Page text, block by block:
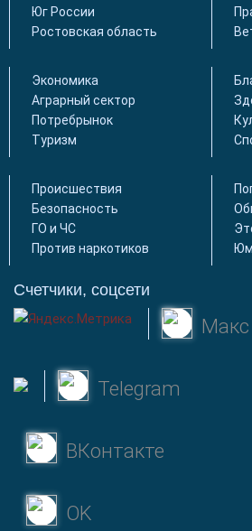
Юг России
Ростовская область
Экономика
Аграрный сектор
Потребрынок
Туризм
Происшествия
Безопасность
ГО и ЧС
Против наркотиков
Счетчики, соцсети
Макс
Telegram
ВКонтакте
OK